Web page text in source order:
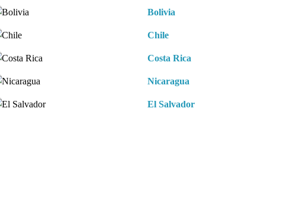
Bolivia
Chile
Costa Rica
Nicaragua
El Salvador